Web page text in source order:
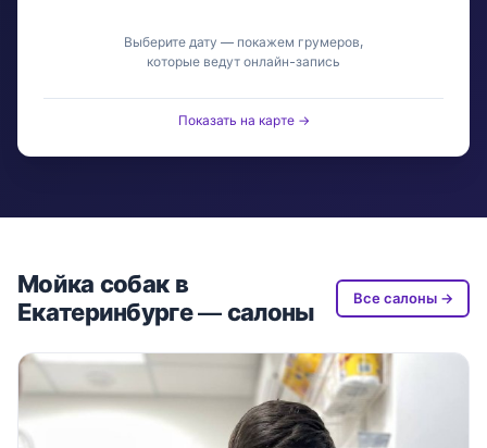
Выберите дату — покажем грумеров,
которые ведут онлайн-запись
Показать на карте →
Мойка собак в
Екатеринбурге — салоны
Все салоны →